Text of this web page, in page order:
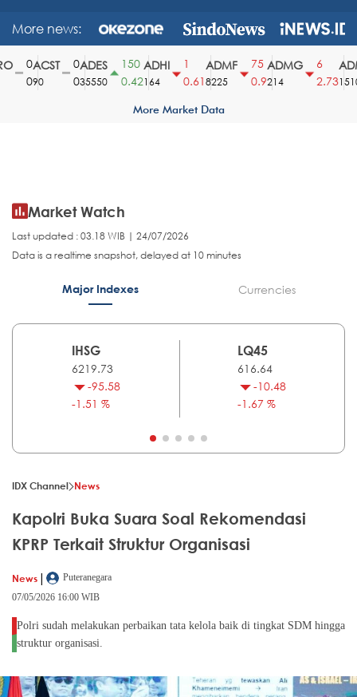
More news:
ACST
90
ADES
35550
150
0.42
ADHI
164
0.61
ADMF
8225
75
0.9
ADMG
214
2.731510
More Market Data
Market Watch
Last updated : 03.18 WIB | 24/07/2026
Data is a realtime snapshot, delayed at 10 minutes
Major Indexes Currencies
IHSG
6219.73
-95.58
-1.51 %
LQ45
616.64
-10.48
-1.67 %
IDX Channel News
Kapolri Buka Suara Soal Rekomendasi
KPRP Terkait Struktur Organisasi
News |
Puteranegara
07/05/2026 16:00 WIB
Polri sudah melakukan perbaikan tata kelola baik di tingkat SDM hingga
struktur organisasi.